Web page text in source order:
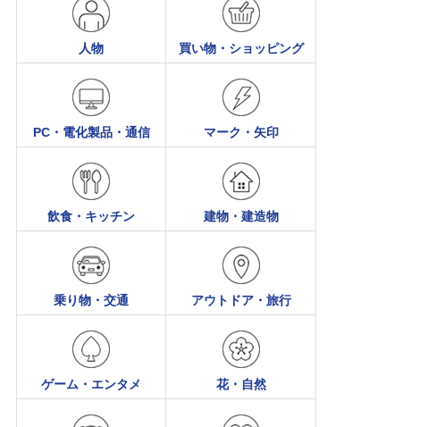
人物 買い物・ショッピング
PC・電化製品・通信 マーク・矢印
飲食・キッチン 建物・建造物
乗り物・交通 アウトドア・旅行
ゲーム・エンタメ 花・自然